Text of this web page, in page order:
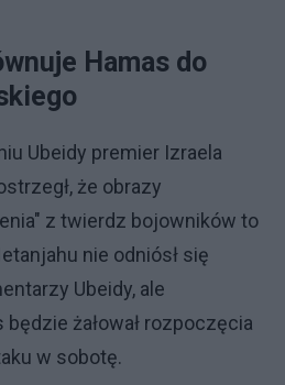
Hamas do
Ubeidy premier Izraela
że obrazy
z twierdz bojowników to
nie odniósł się
Ubeidy, ale
będzie żałował rozpoczęcia
w sobotę.